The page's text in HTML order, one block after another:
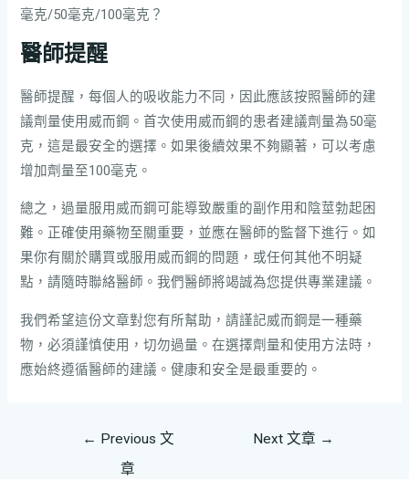
毫克/50毫克/100毫克？
醫師提醒
醫師提醒，每個人的吸收能力不同，因此應該按照醫師的建
議劑量使用威而鋼。首次使用威而鋼的患者建議劑量為50毫
克，這是最安全的選擇。如果後續效果不夠顯著，可以考慮
增加劑量至100毫克。
總之，過量服用威而鋼可能導致嚴重的副作用和陰莖勃起困
難。正確使用藥物至關重要，並應在醫師的監督下進行。如
果你有關於購買或服用威而鋼的問題，或任何其他不明疑
點，請隨時聯絡醫師。我們醫師將竭誠為您提供專業建議。
我們希望這份文章對您有所幫助，請謹記威而鋼是一種藥
物，必須謹慎使用，切勿過量。在選擇劑量和使用方法時，
應始終遵循醫師的建議。健康和安全是最重要的。
← Previous 文
章
Next 文章 →